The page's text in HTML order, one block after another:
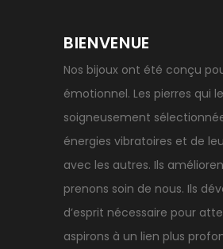
BIENVENUE
Nos bijoux ont été conçu
émotionnel. Les pierres qui
soigneusement
énergies vibratoires et de
avec les autres. Ils
prenons soin de nous. Ils
d’esprit nécessaire pour
aspirons à un lien plus